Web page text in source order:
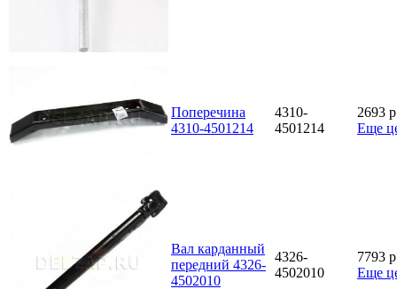
Поперечина
4310-4501214
4310-
4501214
2693 p
Еще
Вал карданный
передний 4326-
4502010
4326-
4502010
7793 p
Еще